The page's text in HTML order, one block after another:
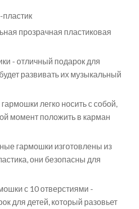
прозрачная пластиковая
- отличный подарок для
развивать их музыкальный
легко носить с собой,
момент положить в карман
гармошки изготовлены из
они безопасны для
с 10 отверстиями -
для детей, который разовьет